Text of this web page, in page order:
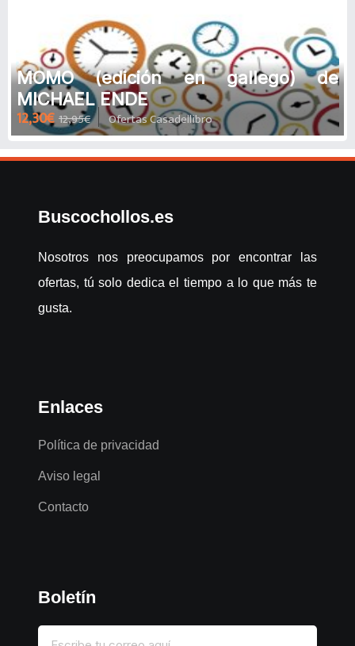
MOMO (edición en gallego) de
MICHAEL ENDE
12,30€ 12,95€ Ofertas Casadellibro
Buscochollos.es
Nosotros nos preocupamos por encontrar las
ofertas, tú solo dedica el tiempo a lo que más te
gusta.
Enlaces
Política de privacidad
Aviso legal
Contacto
Boletín